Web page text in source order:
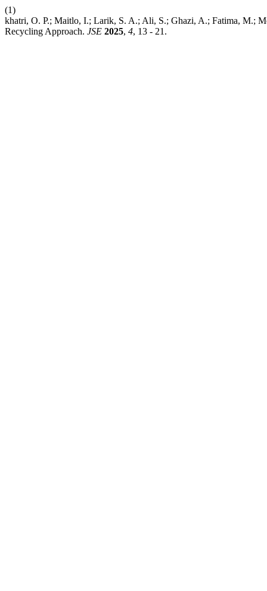
(1)
khatri, O. P.; Maitlo, I.; Larik, S. A.; Ali, S.; Ghazi, A.; Fatima, M.;
Recycling Approach. JSE 2025, 4, 13 - 21.